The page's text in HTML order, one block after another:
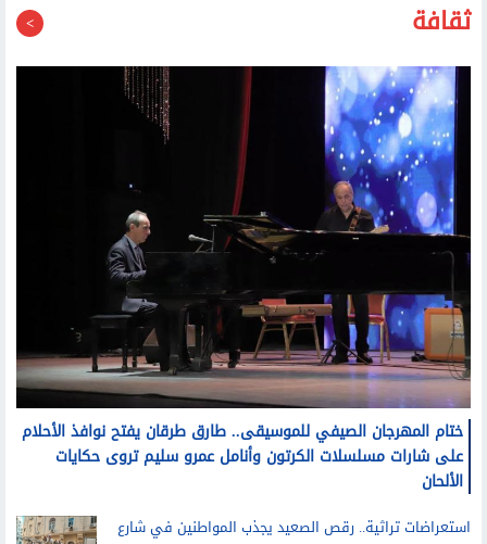
ختام المهرجان الصيفي للموسيقى.. طارق طرقان يفتح نوافذ الأحلام
على شارات مسلسلات الكرتون وأنامل عمرو سليم تروى حكايات
الألحان
استعراضات تراثية.. رقص الصعيد يجذب المواطنين في شارع
الفن بالإسكندرية
الاثنين.. مكتبات البحر الأحمر تستضيف مناقشة وتوقيع رواية
«دماء على خرائط الشرق» لنوارة نجم